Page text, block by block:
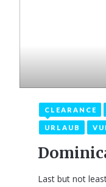
CLEARANCE
URLAUB
Last but not